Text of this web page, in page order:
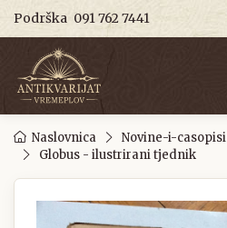
Podrška 091 762 7441
Naslovnica
Novine-i-casopisi
Globus - ilustrirani tjednik